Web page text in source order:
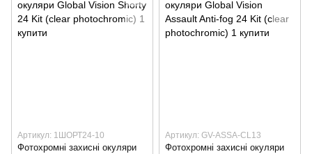
Артикул: 1ШОРТ24-10
Фотохромні захисні окуляри
Артикул: GV-ASSA-CL13
Фотохромні захисні окуляри